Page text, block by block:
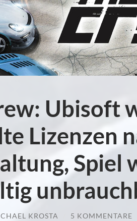
Ubisoft
Lizenzen
Spiel
KROSTA 5 KOMMENTARE